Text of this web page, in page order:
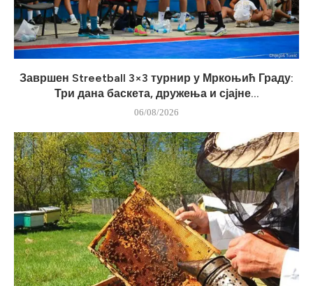
Завршен Streetball 3×3 турнир у Мркоњић Граду:
Три дана баскета, дружења и сјајне...
06/08/2026